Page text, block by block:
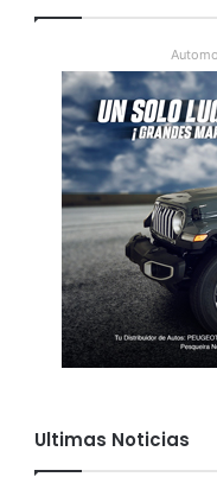
Ultimas Noticias